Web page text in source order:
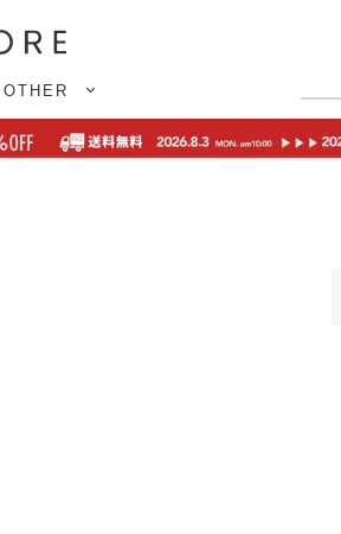
OTHER